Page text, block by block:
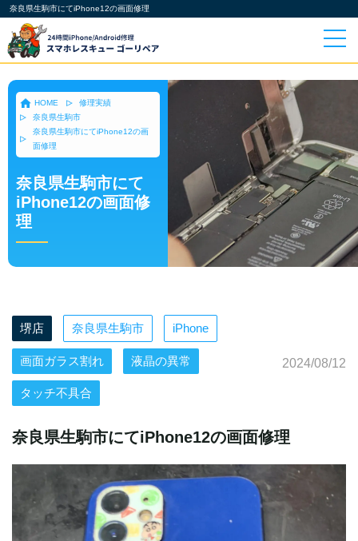
奈良県生駒市にてiPhone12の画面修理
HOME
修理実績
奈良県生駒市
奈良県生駒市にてiPhone12の画
面修理
奈良県生駒市にて
iPhone12の画面修
理
堺店 奈良県生駒市 iPhone
画面ガラス割れ 液晶の異常
タッチ不具合
2024/08/12
奈良県生駒市にてiPhone12の画面修理